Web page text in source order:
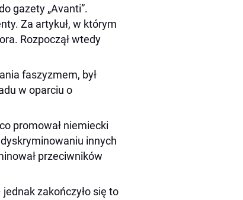
gazety „Avanti”.
Za artykuł, w którym
Rozpoczął wtedy
faszyzmem, był
w oparciu o
promował niemiecki
innych
przeciwników
zakończyło się to